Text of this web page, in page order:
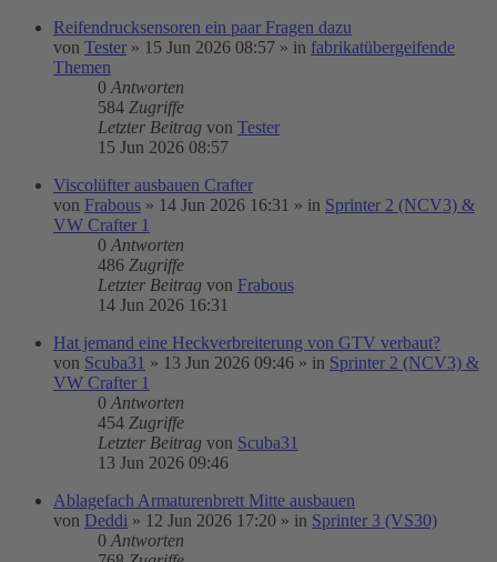
Reifendrucksensoren ein paar Fragen dazu
von Tester » 15 Jun 2026 08:57 » in fabrikatübergeifende
Themen
0 Antworten
584 Zugriffe
Letzter Beitrag von Tester
15 Jun 2026 08:57
Viscolüfter ausbauen Crafter
von Frabous » 14 Jun 2026 16:31 » in Sprinter 2 (NCV3) &
VW Crafter 1
0 Antworten
486 Zugriffe
Letzter Beitrag von Frabous
14 Jun 2026 16:31
Hat jemand eine Heckverbreiterung von GTV verbaut?
von Scuba31 » 13 Jun 2026 09:46 » in Sprinter 2 (NCV3) &
VW Crafter 1
0 Antworten
454 Zugriffe
Letzter Beitrag von Scuba31
13 Jun 2026 09:46
Ablagefach Armaturenbrett Mitte ausbauen
von Deddi » 12 Jun 2026 17:20 » in Sprinter 3 (VS30)
0 Antworten